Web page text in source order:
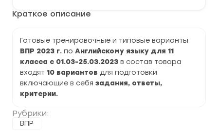
Краткое описание
Готовые тренировочные и типовые варианты
ВПР 2023 г. по Английскому языку для 11
класса с 01.03-25.03.2023 в состав товара
входят 10 вариантов для подготовки
включающие в себя задания, ответы,
критерии.
Рубрики:
ВПР
Английскому
класс
задания
и
ответы